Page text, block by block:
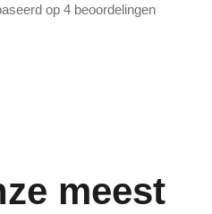
op 4 beoordelingen
meest